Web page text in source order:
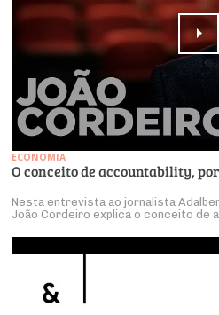
ECONOMIA
O conceito de accountability,
Nesta entrevista ao jornalista
João Cordeiro explica o conceito de